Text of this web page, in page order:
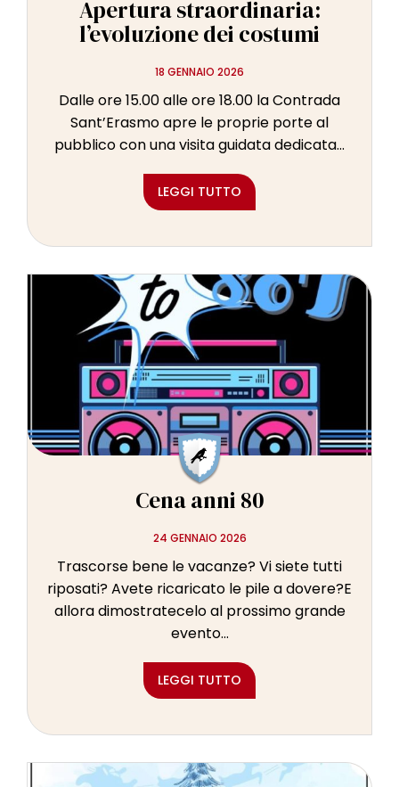
Apertura straordinaria:
l’evoluzione dei costumi
18 GENNAIO 2026
Dalle ore 15.00 alle ore 18.00 la Contrada
Sant’Erasmo apre le proprie porte al
pubblico con una visita guidata dedicata...
LEGGI TUTTO
Cena anni 80
24 GENNAIO 2026
Trascorse bene le vacanze? Vi siete tutti
riposati? Avete ricaricato le pile a dovere?E
allora dimostratecelo al prossimo grande
evento...
LEGGI TUTTO